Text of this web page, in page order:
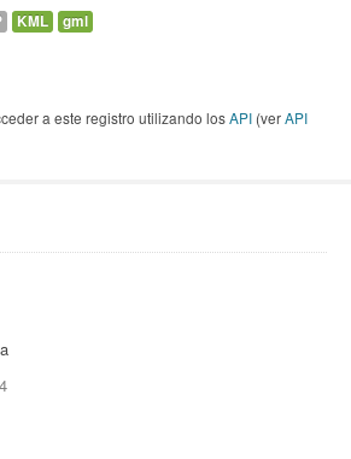
KML gml
a este registro utilizando losAPI (verAPI